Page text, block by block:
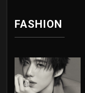
FASHION